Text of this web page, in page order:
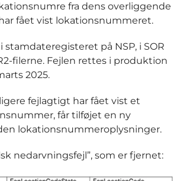
fra dens overliggende
fået vist lokationsnummeret.
på NSP, i SOR
filerne. Fejlen rettes i produktion
2025.
fejlagtigt har fået vist et
får tilføjet en ny
lokationsnummeroplysninger.
nedarvningsfejl”, som er fjernet: